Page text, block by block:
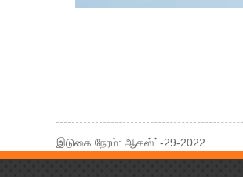
இடுகை நேரம்: ஆகஸ்ட்-29-2022